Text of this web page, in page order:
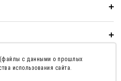
с данными о прошлых
использования сайта.